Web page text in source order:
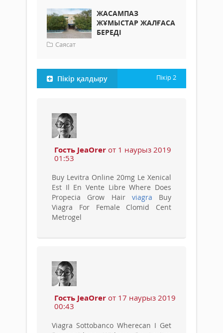
ЖАСАМПАЗ
ЖҰМЫСТАР ЖАЛҒАСА
БЕРЕДІ
Саясат
Пікір қалдыру Пікір2
Гость JeaOrer от 1 наурыз 2019
01:53
Buy Levitra Online 20mg Le Xenical
Est Il En Vente Libre Where Does
Propecia Grow Hair viagra Buy
Viagra For Female Clomid Cent
Metrogel
Гость JeaOrer от 17 наурыз 2019
00:43
Viagra Sottobanco Wherecan I Get